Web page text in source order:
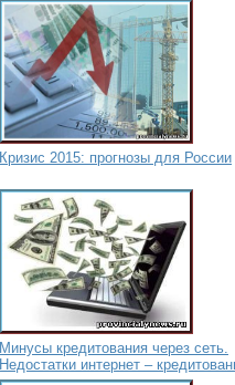
Кризис 2015: прогнозы для России
Минусы кредитования через сеть.
Недостатки интернет –